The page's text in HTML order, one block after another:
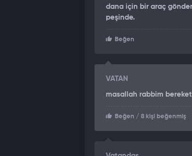
dana için bir araç
peşinde.
Beğen
VATAN
masallah rabbim
Beğen / 8 kişi beğenmiş